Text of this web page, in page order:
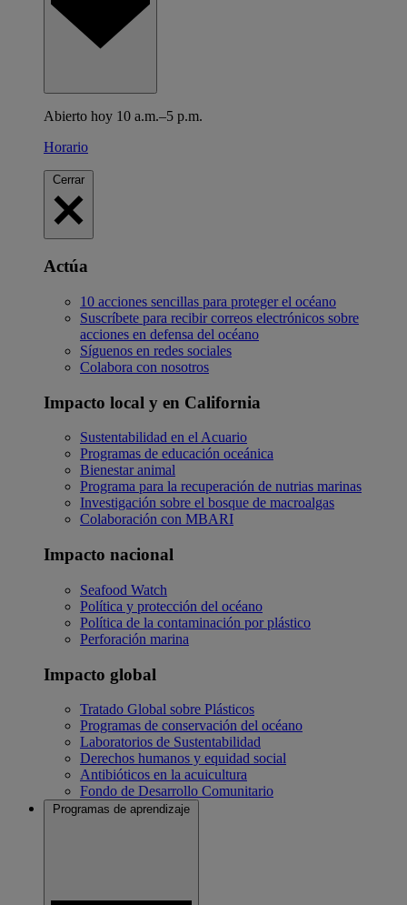
Abierto hoy 10 a.m.–5 p.m.
Horario
Cerrar
Actúa
10 acciones sencillas para proteger el océano
Suscríbete para recibir correos electrónicos sobre
acciones en defensa del océano
Síguenos en redes sociales
Colabora con nosotros
Impacto local y en California
Sustentabilidad en el Acuario
Programas de educación oceánica
Bienestar animal
Programa para la recuperación de nutrias marinas
Investigación sobre el bosque de macroalgas
Colaboración con MBARI
Impacto nacional
Seafood Watch
Política y protección del océano
Política de la contaminación por plástico
Perforación marina
Impacto global
Tratado Global sobre Plásticos
Programas de conservación del océano
Laboratorios de Sustentabilidad
Derechos humanos y equidad social
Antibióticos en la acuicultura
Fondo de Desarrollo Comunitario
Programas de aprendizaje